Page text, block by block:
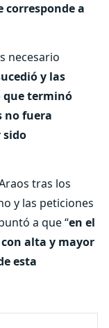
corresponde a
necesario
y las
que terminó
no fuera
sido
tras los
y las peticiones
a que “en el
alta y mayor
esta